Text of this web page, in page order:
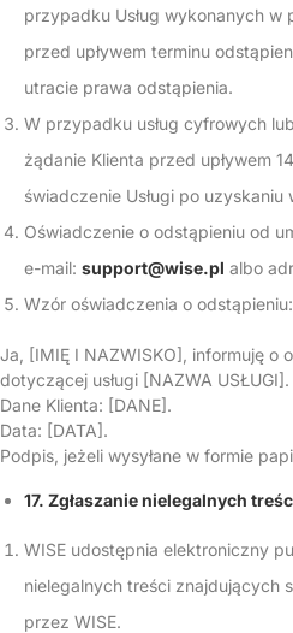
przypadku Usług wykonanych w
przed upływem terminu
utracie prawa odstąpienia.
W przypadku usług cyfrowych
żądanie Klienta przed upływem
świadczenie Usługi po
Oświadczenie o odstąpieniu od
e-mail: support@wise.pl albo
Wzór oświadczenia o odstąpieniu:
Ja, [IMIĘ I NAZWISKO], informuję o
dotyczącej usługi [NAZWA USŁUGI].
Dane Klienta: [DANE].
Data: [DATA].
Podpis, jeżeli wysyłane w formie
17. Zgłaszanie nielegalnych
WISE udostępnia elektroniczny
nielegalnych treści znajdujących
przez WISE.